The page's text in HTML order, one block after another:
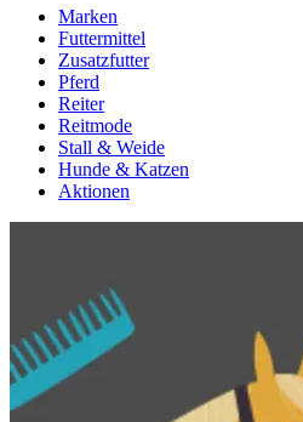
Marken
Futtermittel
Zusatzfutter
Pferd
Reiter
Reitmode
Stall & Weide
Hunde & Katzen
Aktionen